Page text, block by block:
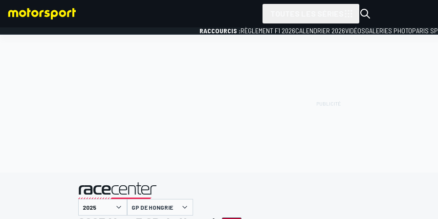
RACCOURCIS :RÈGLEMENT F1 2026CALENDRIER 2026VIDÉOSGALERIES PHOTOPARIS
présenté par
GP DE HONGRIE